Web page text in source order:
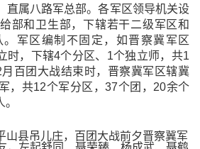
直属八路军总部。各军区领导机关设
部和卫生部，下辖若干二级军区和
军区编制不固定，如晋察冀军区
时，下辖4个分区、1个独立师，共1
百团大战结束时，晋察冀军区辖冀
，共12个军分区，37个团，20余个